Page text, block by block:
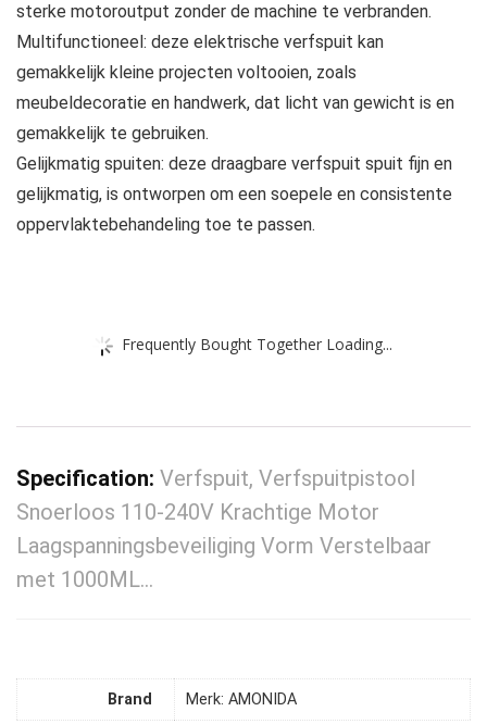
sterke motoroutput zonder de machine te verbranden.
Multifunctioneel: deze elektrische verfspuit kan
gemakkelijk kleine projecten voltooien, zoals
meubeldecoratie en handwerk, dat licht van gewicht is en
gemakkelijk te gebruiken.
Gelijkmatig spuiten: deze draagbare verfspuit spuit fijn en
gelijkmatig, is ontworpen om een ​​soepele en consistente
oppervlaktebehandeling toe te passen.
Frequently Bought Together Loading...
Specification: Verfspuit, Verfspuitpistool
Snoerloos 110-240V Krachtige Motor
Laagspanningsbeveiliging Vorm Verstelbaar
met 1000ML…
Brand Merk: AMONIDA